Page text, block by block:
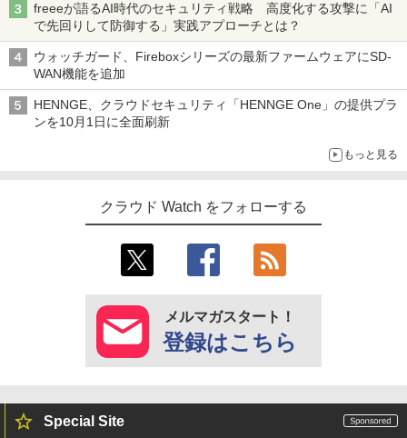
freeeが語るAI時代のセキュリティ戦略 高度化する攻撃に「AI
で先回りして防御する」実践アプローチとは？
ウォッチガード、Fireboxシリーズの最新ファームウェアにSD-
WAN機能を追加
HENNGE、クラウドセキュリティ「HENNGE One」の提供プラ
ンを10月1日に全面刷新
もっと見る
クラウド Watch をフォローする
メルマガスタート！
登録はこちら
Special Site